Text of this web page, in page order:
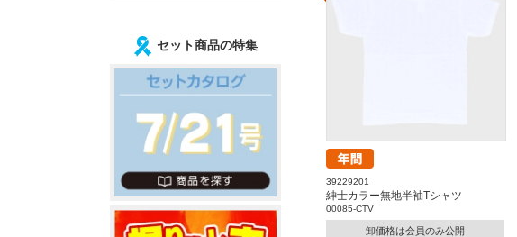
39229201
紳士カラー無地半袖Tシャツ
00085-CTV
卸価格は会員のみ公開
セット商品の特集